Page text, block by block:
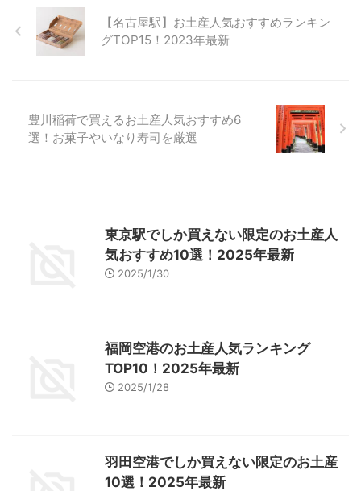
【名古屋駅】お土産人気おすすめランキン
グTOP15！2023年最新
豊川稲荷で買えるお土産人気おすすめ6
選！お菓子やいなり寿司を厳選
東京駅でしか買えない限定のお土産人
気おすすめ10選！2025年最新
2025/1/30
福岡空港のお土産人気ランキング
TOP10！2025年最新
2025/1/28
羽田空港でしか買えない限定のお土産
10選！2025年最新